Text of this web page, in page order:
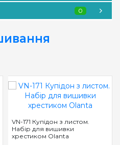
0
VN-171 Купідон з листом.
Набір для вишивки
хрестиком Olanta